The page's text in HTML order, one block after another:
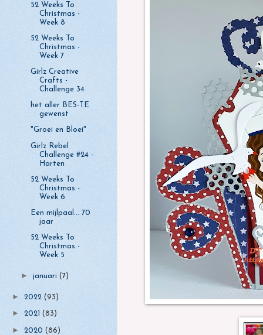
52 Weeks To
Christmas -
Week 8
52 Weeks To
Christmas -
Week 7
Girlz Creative
Crafts -
Challenge 34
het aller BES-TE
gewenst
"Groei en Bloei"
Girlz Rebel
Challenge #24 -
Harten
52 Weeks To
Christmas -
Week 6
Een mijlpaal... 70
jaar
52 Weeks To
Christmas -
Week 5
►januari(7)
► 2022 (93)
► 2021 (83)
► 2020 (86)